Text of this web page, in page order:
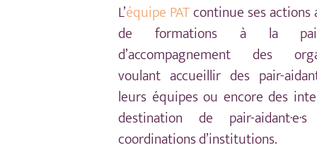
L’équipe PATcontinue ses actions
de formations à la pair-
d’accompagnement des
voulant accueillir des pair-
leurs équipes ou encore des
destination de pair-
coordinations d’institutions.